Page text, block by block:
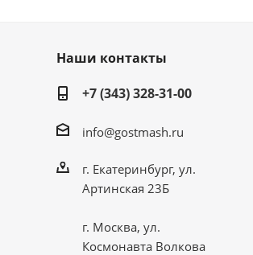
Наши контакты
+7 (343) 328-31-00
info@gostmash.ru
г. Екатеринбург, ул.
Артинская 23Б
г. Москва, ул.
Космонавта Волкова